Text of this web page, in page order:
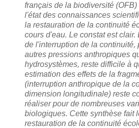
français de la biodiversité
l'état des connaissances
la restauration de la continuité
cours d'eau. Le constat est clair.
de l'interruption de la continuité,
autres pressions anthropiques
hydrosystèmes, reste difficile à
estimation des effets de la
(interruption anthropique de la
dimension longitudinale) reste
réaliser pour de nombreuses
biologiques. Cette synthèse fait
restauration de la continuité